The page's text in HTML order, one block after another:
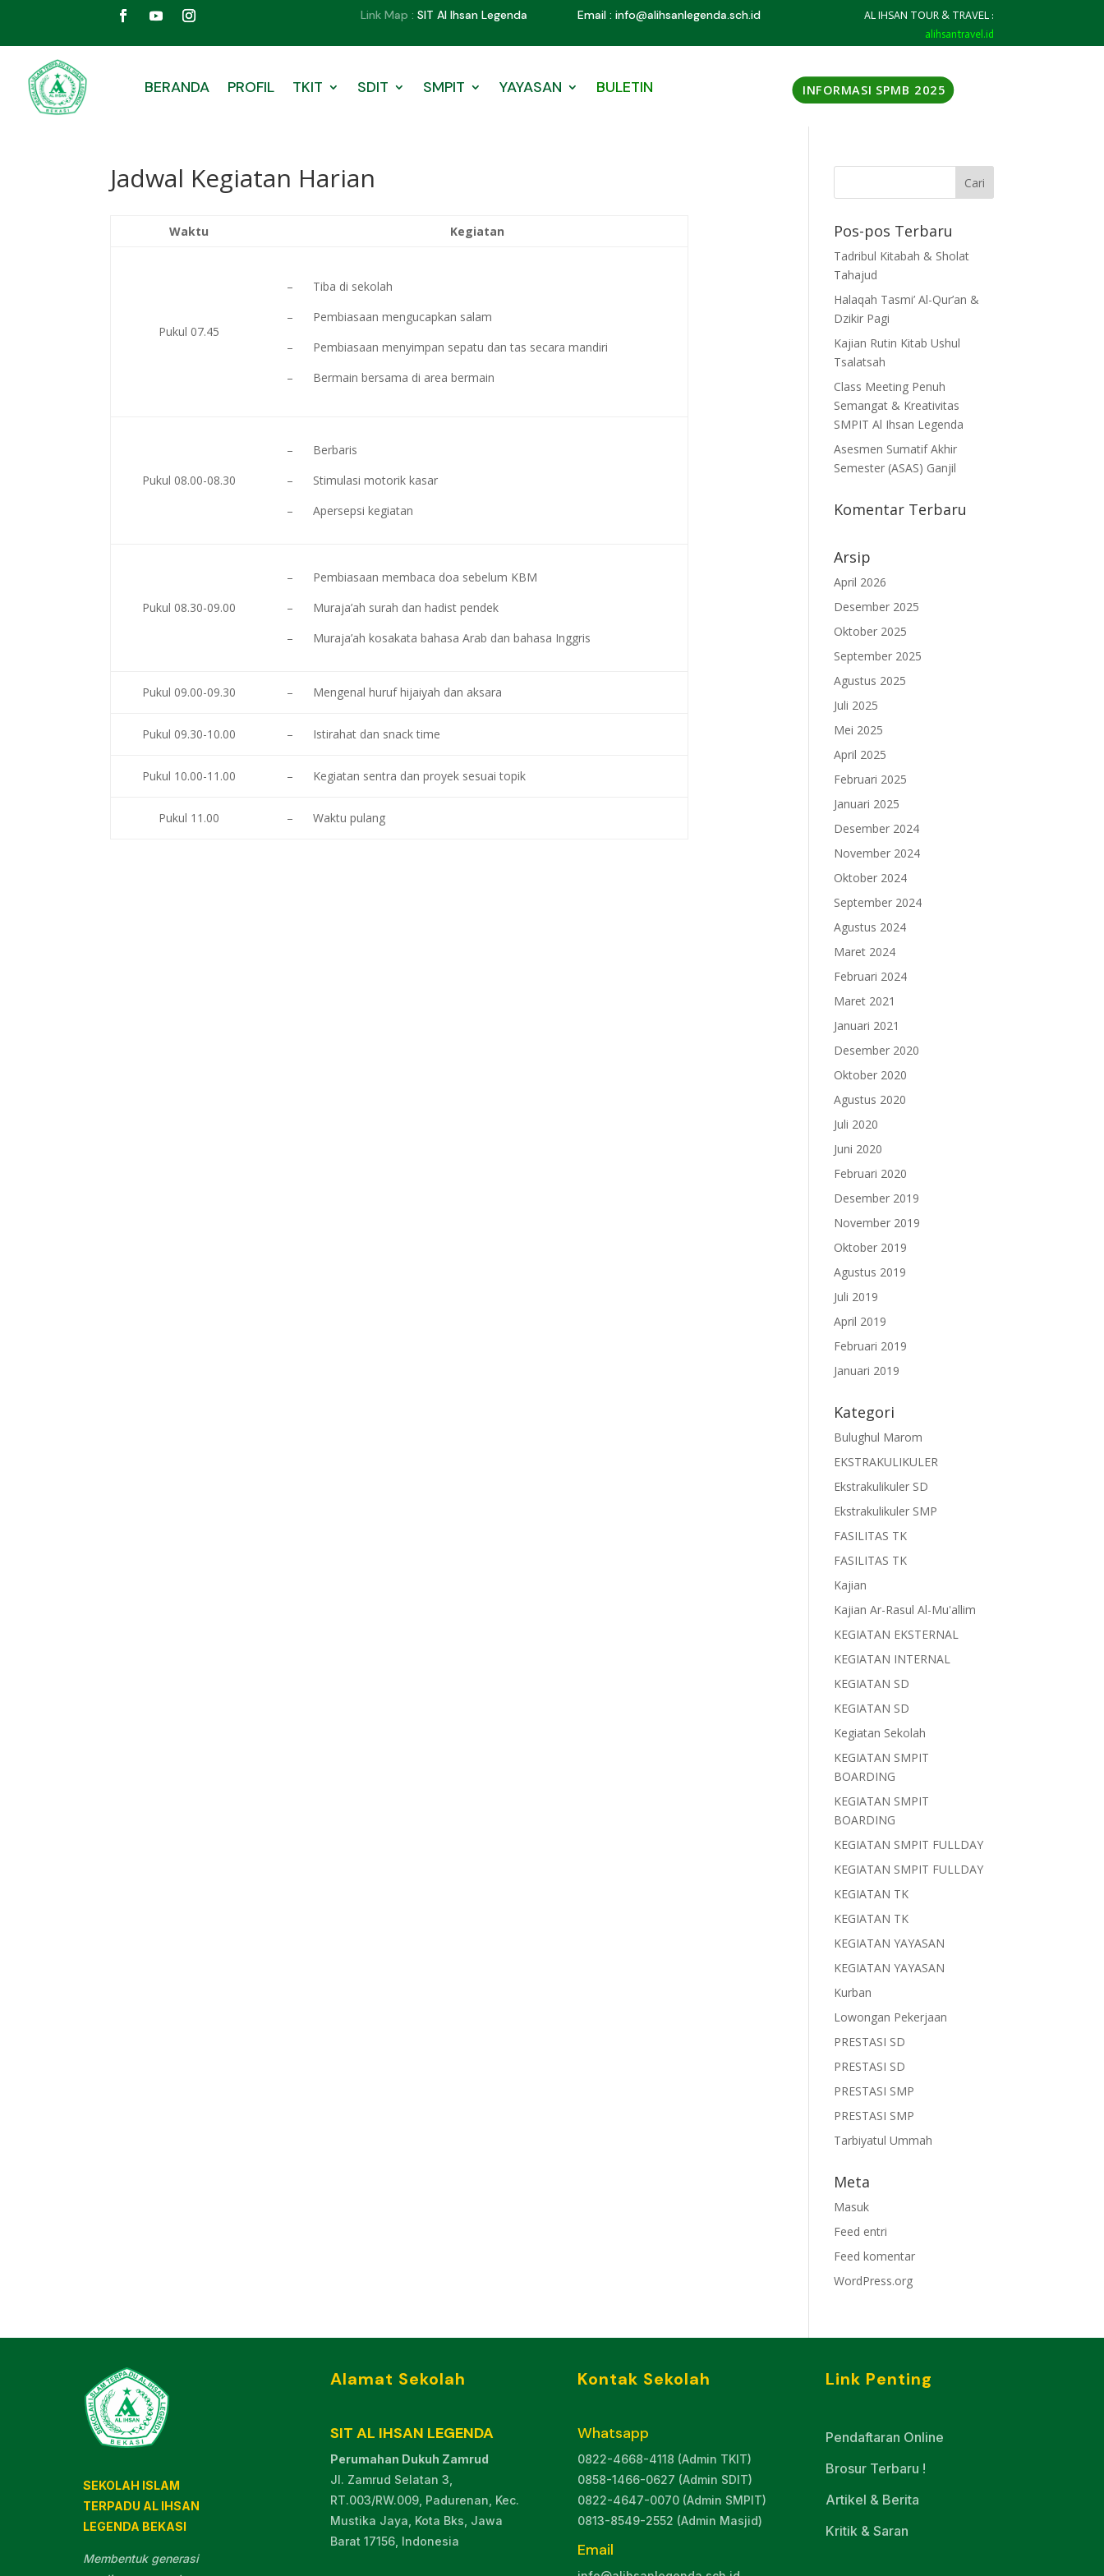
Link Map :SIT Al Ihsan Legenda Email : info@alihsanlegenda.sch.id
AL IHSAN TOUR & TRAVEL :
alihsantravel.id
BERANDA PROFIL TKIT SDIT SMPIT YAYASAN BULETIN INFORMASI SPMB 2025
Jadwal Kegiatan Harian
Waktu Kegiatan
Pukul 07.45
– Tiba di sekolah
– Pembiasaan mengucapkan salam
– Pembiasaan menyimpan sepatu dan tas secara mandiri
– Bermain bersama di area bermain
Pukul 08.00-08.30
– Berbaris
– Stimulasi motorik kasar
– Apersepsi kegiatan
Pukul 08.30-09.00
– Pembiasaan membaca doa sebelum KBM
– Muraja’ah surah dan hadist pendek
– Muraja’ah kosakata bahasa Arab dan bahasa Inggris
Pukul 09.00-09.30 – Mengenal huruf hijaiyah dan aksara
Pukul 09.30-10.00 – Istirahat dan snack time
Pukul 10.00-11.00 – Kegiatan sentra dan proyek sesuai topik
Pukul 11.00 – Waktu pulang
Pos-pos Terbaru
Tadribul Kitabah & Sholat
Tahajud
Halaqah Tasmi’ Al-Qur’an &
Dzikir Pagi
Kajian Rutin Kitab Ushul
Tsalatsah
Class Meeting Penuh
Semangat & Kreativitas
SMPIT Al Ihsan Legenda
Asesmen Sumatif Akhir
Semester (ASAS) Ganjil
Komentar Terbaru
Arsip
April 2026
Desember 2025
Oktober 2025
September 2025
Agustus 2025
Juli 2025
Mei 2025
April 2025
Februari 2025
Januari 2025
Desember 2024
November 2024
Oktober 2024
September 2024
Agustus 2024
Maret 2024
Februari 2024
Maret 2021
Januari 2021
Desember 2020
Oktober 2020
Agustus 2020
Juli 2020
Juni 2020
Februari 2020
Desember 2019
November 2019
Oktober 2019
Agustus 2019
Juli 2019
April 2019
Februari 2019
Januari 2019
Kategori
Bulughul Marom
EKSTRAKULIKULER
Ekstrakulikuler SD
Ekstrakulikuler SMP
FASILITAS TK
FASILITAS TK
Kajian
Kajian Ar-Rasul Al-Mu'allim
KEGIATAN EKSTERNAL
KEGIATAN INTERNAL
KEGIATAN SD
KEGIATAN SD
Kegiatan Sekolah
KEGIATAN SMPIT
BOARDING
KEGIATAN SMPIT
BOARDING
KEGIATAN SMPIT FULLDAY
KEGIATAN SMPIT FULLDAY
KEGIATAN TK
KEGIATAN TK
KEGIATAN YAYASAN
KEGIATAN YAYASAN
Kurban
Lowongan Pekerjaan
PRESTASI SD
PRESTASI SD
PRESTASI SMP
PRESTASI SMP
Tarbiyatul Ummah
Meta
Masuk
Feed entri
Feed komentar
WordPress.org
SEKOLAH ISLAM
TERPADU AL IHSAN
LEGENDA BEKASI
Membentuk generasi
Alamat Sekolah
SIT AL IHSAN LEGENDA
Perumahan Dukuh Zamrud
Jl. Zamrud Selatan 3,
RT.003/RW.009, Padurenan, Kec.
Mustika Jaya, Kota Bks, Jawa
Barat 17156, Indonesia
Kontak Sekolah
Whatsapp
0822-4668-4118 (Admin TKIT)
0858-1466-0627 (Admin SDIT)
0822-4647-0070 (Admin SMPIT)
0813-8549-2552 (Admin Masjid)
Email
Link Penting
Pendaftaran Online
Brosur Terbaru !
Artikel & Berita
Kritik & Saran